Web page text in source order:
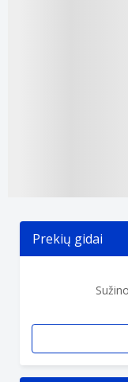
Prekių gidai